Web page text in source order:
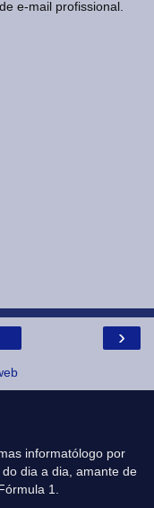
e-mail profissional.
›
informatólogo por
dia a dia, amante de
1.